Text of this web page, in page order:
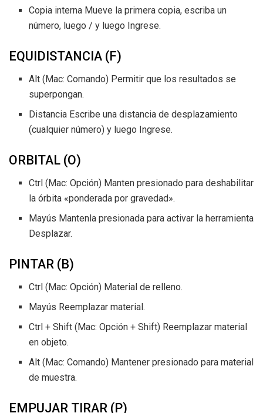
Copia interna Mueve la primera copia, escriba un
número, luego / y luego Ingrese.
EQUIDISTANCIA (F)
Alt (Mac: Comando) Permitir que los resultados se
superpongan.
Distancia Escribe una distancia de desplazamiento
(cualquier número) y luego Ingrese.
ORBITAL (O)
Ctrl (Mac: Opción) Manten presionado para deshabilitar
la órbita «ponderada por gravedad».
Mayús Mantenla presionada para activar la herramienta
Desplazar.
PINTAR (B)
Ctrl (Mac: Opción) Material de relleno.
Mayús Reemplazar material.
Ctrl + Shift (Mac: Opción + Shift) Reemplazar material
en objeto.
Alt (Mac: Comando) Mantener presionado para material
de muestra.
EMPUJAR TIRAR (P)